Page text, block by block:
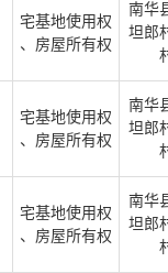
宅基地使用权
、房屋所有权
南华
坦郎
宅基地使用权
、房屋所有权
南华
坦郎
宅基地使用权
、房屋所有权
南华
坦郎